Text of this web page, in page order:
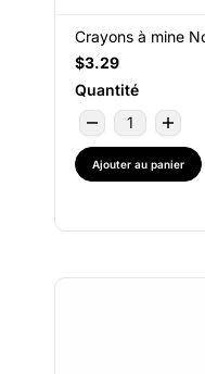
Crayons à mine
$3.29
Quantité
Ajouter au panier